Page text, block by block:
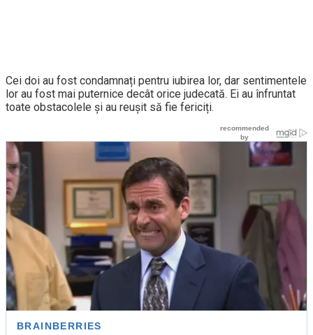
Cei doi au fost condamnați pentru iubirea lor, dar sentimentele
lor au fost mai puternice decât orice judecată. Ei au înfruntat
toate obstacolele și au reușit să fie fericiți.